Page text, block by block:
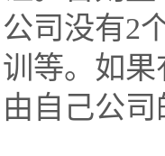
公司没有2
训等。如
由自己公